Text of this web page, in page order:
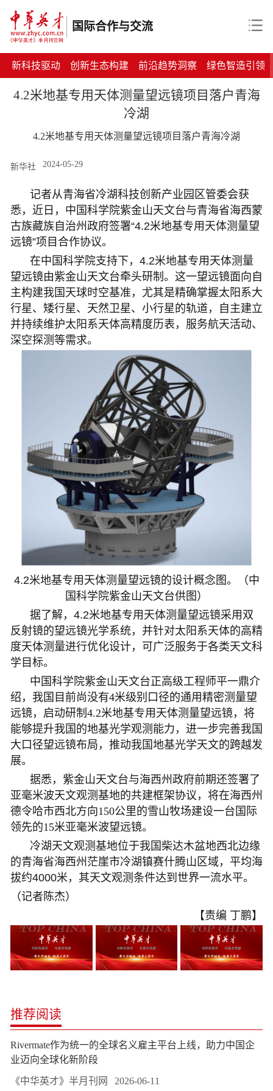
国际合作与交流
新科技驱动 创新生态构建 前沿趋势洞察 绿色智造引领
4.2米地基专用天体测量望远镜项目落户青海
冷湖
4.2米地基专用天体测量望远镜项目落户青海冷湖
新华社 2024-05-29
记者从青海省冷湖科技创新产业园区管委会获
悉，近日，中国科学院紫金山天文台与青海省海西蒙
古族藏族自治州政府签署“4.2米地基专用天体测量望
远镜”项目合作协议。
在中国科学院支持下，4.2米地基专用天体测量
望远镜由紫金山天文台牵头研制。这一望远镜面向自
主构建我国天球时空基准，尤其是精确掌握太阳系大
行星、矮行星、天然卫星、小行星的轨道，自主建立
并持续维护太阳系天体高精度历表，服务航天活动、
深空探测等需求。
4.2米地基专用天体测量望远镜的设计概念图。（中
国科学院紫金山天文台供图）
据了解，4.2米地基专用天体测量望远镜采用双
反射镜的望远镜光学系统，并针对太阳系天体的高精
度天体测量进行优化设计，可广泛服务于各类天文科
学目标。
中国科学院紫金山天文台正高级工程师平一鼎介
绍，我国目前尚没有4米级别口径的通用精密测量望
远镜，启动研制4.2米地基专用天体测量望远镜，将
能够提升我国的地基光学观测能力，进一步完善我国
大口径望远镜布局，推动我国地基光学天文的跨越发
展。
据悉，紫金山天文台与海西州政府前期还签署了
亚毫米波天文观测基地的共建框架协议，将在海西州
德令哈市西北方向150公里的雪山牧场建设一台国际
领先的15米亚毫米波望远镜。
冷湖天文观测基地位于我国柴达木盆地西北边缘
的青海省海西州茫崖市冷湖镇赛什腾山区域，平均海
拔约4000米，其天文观测条件达到世界一流水平。
（记者陈杰）
【责编 丁鹏】
推荐阅读
Rivermate作为统一的全球名义雇主平台上线，助力中国企
业迈向全球化新阶段
《中华英才》半月刊网 2026-06-11